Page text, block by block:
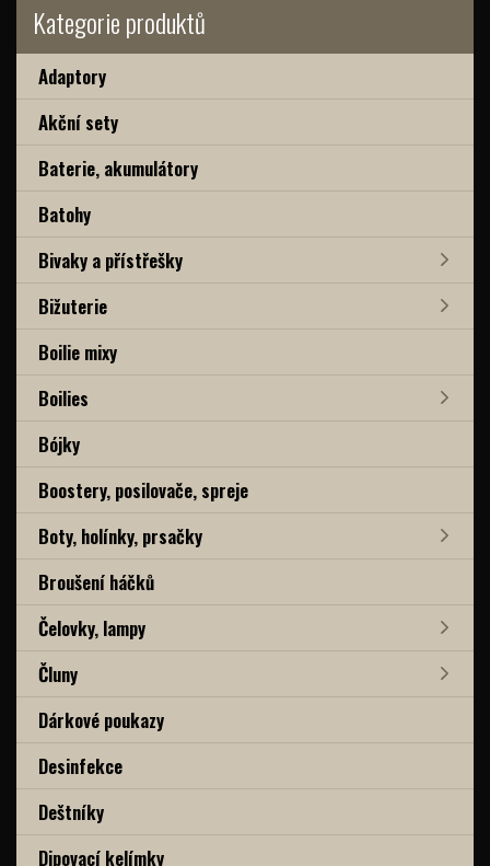
Kategorie produktů
Adaptory
Akční sety
Baterie, akumulátory
Batohy
Bivaky a přístřešky
Bižuterie
Boilie mixy
Boilies
Bójky
Boostery, posilovače, spreje
Boty, holínky, prsačky
Broušení háčků
Čelovky, lampy
Čluny
Dárkové poukazy
Desinfekce
Deštníky
Dipovací kelímky